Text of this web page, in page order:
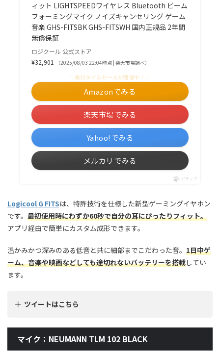
ィット LIGHTSPEEDワイヤレス Bluetooth ビーム
フォーミングマイク ノイズキャンセリング ゲーム
音楽 GHS-FITSBK GHS-FITSWH 国内正規品 2年間
無償保証
ロジクール 公式ストア
¥32,901
（2025/08/03 22:04時点 | 楽天市場調べ）
＼毎日タイムセールが開催中！／
Amazonでみる
楽天市場でみる
Yahoo!でみる
メルカリでみる
ポチップ
Logicool G FITSは、特許技術を仕様した新型ゲーミングイヤホン
です。 最初使用時にわずか60秒で自分の耳にぴったりフィット。
アプリ経由で簡単にカスタム成形できます。
温かみかつ深みのある低音と共に細部までこだわった音。 1日中ゲ
ーム、音楽や映画などしても途切れないバッテリーを搭載してい
ます。
ツイートはこちら
マイク：NEUMANN TLM 102 BLACK